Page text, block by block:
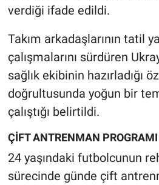
verdiği ifade edildi.
Takım arkadaşlarının tatil
çalışmalarını sürdüren
sağlık ekibinin hazırladığı
doğrultusunda yoğun bir
çalıştığı belirtildi.
ÇİFT ANTRENMAN
24 yaşındaki futbolcunun
sürecinde günde çift